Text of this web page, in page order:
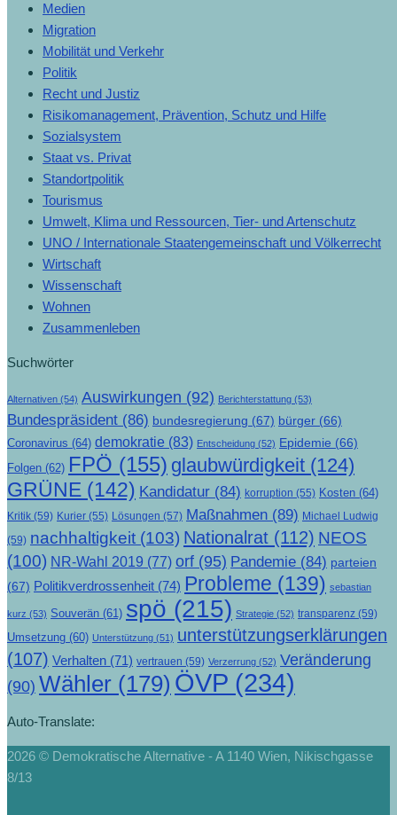
Medien
Migration
Mobilität und Verkehr
Politik
Recht und Justiz
Risikomanagement, Prävention, Schutz und Hilfe
Sozialsystem
Staat vs. Privat
Standortpolitik
Tourismus
Umwelt, Klima und Ressourcen, Tier- und Artenschutz
UNO / Internationale Staatengemeinschaft und Völkerrecht
Wirtschaft
Wissenschaft
Wohnen
Zusammenleben
Suchwörter
Alternativen (54) Auswirkungen (92) Berichterstattung (53)
Bundespräsident (86) bundesregierung (67) bürger (66)
Coronavirus (64) demokratie (83) Entscheidung (52) Epidemie (66)
Folgen (62) FPÖ (155) glaubwürdigkeit (124)
GRÜNE (142) Kandidatur (84) korruption (55) Kosten (64)
Kritik (59) Kurier (55) Lösungen (57) Maßnahmen (89) Michael Ludwig
(59) nachhaltigkeit (103) Nationalrat (112) NEOS
(100) NR-Wahl 2019 (77) orf (95) Pandemie (84) parteien
(67) Politikverdrossenheit (74) Probleme (139) sebastian
kurz (53) Souverän (61) spö (215) Strategie (52) transparenz (59)
Umsetzung (60) Unterstützung (51) unterstützungserklärungen
(107) Verhalten (71) vertrauen (59) Verzerrung (52) Veränderung
(90) Wähler (179) ÖVP (234)
Auto-Translate:
2026 © Demokratische Alternative - A 1140 Wien, Nikischgasse
8/13